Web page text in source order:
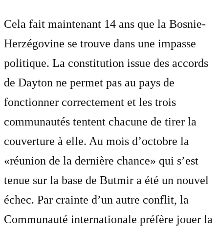
Cela fait maintenant 14 ans que la Bosnie-
Herzégovine se trouve dans une impasse
politique. La constitution issue des accords
de Dayton ne permet pas au pays de
fonctionner correctement et les trois
communautés tentent chacune de tirer la
couverture à elle. Au mois d’octobre la
«réunion de la dernière chance» qui s’est
tenue sur la base de Butmir a été un nouvel
échec. Par crainte d’un autre conflit, la
Communauté internationale préfère jouer la